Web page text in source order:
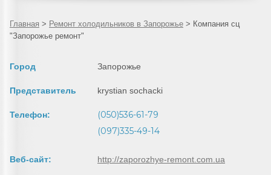
Главная > Ремонт холодильников в Запорожье > Компания сц
"Запорожье ремонт"
Город Запорожье
Представитель krystian sochacki
Телефон:
(050)536-61-79
(097)335-49-14
Веб-сайт: http://zaporozhye-remont.com.ua